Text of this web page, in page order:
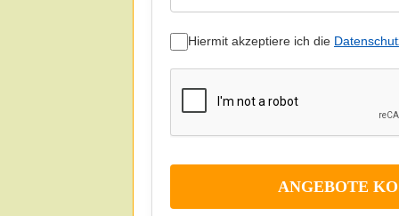
Hiermit akzeptiere ich die